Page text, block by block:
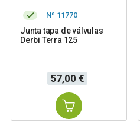
Nº 11770
Junta tapa de válvulas
Derbi Terra 125
Precio
57,00 €